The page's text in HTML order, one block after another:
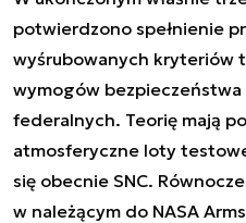
potwierdzono spełnienie
wyśrubowanych kryteriów
wymogów
federalnych. Teorię mają
atmosferyczne loty
się obecnie SNC.
w należącym do NASA